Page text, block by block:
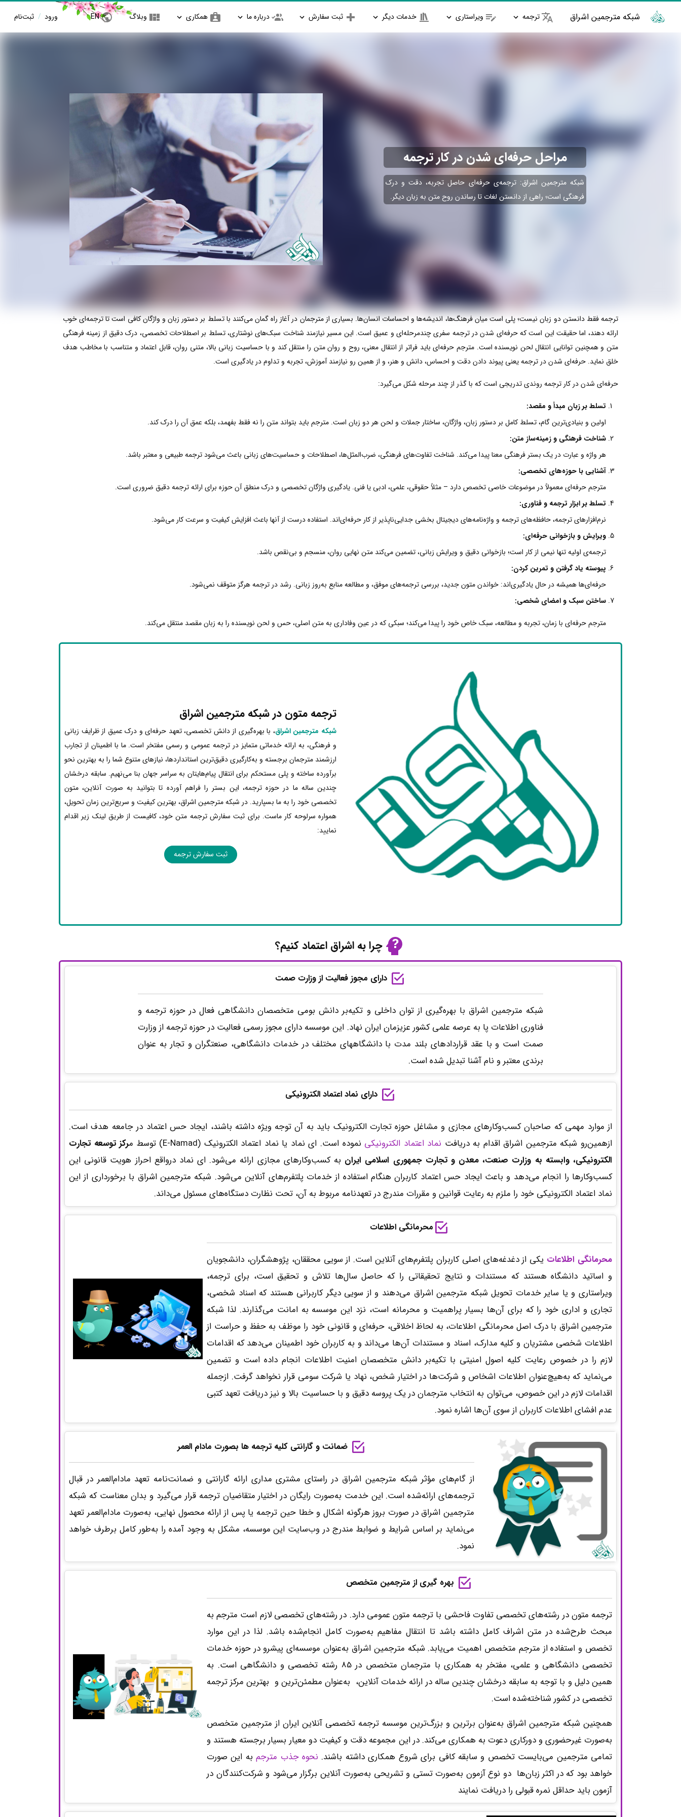
شبکه مترجمین اشراق ترجمه ویراستاری خدمات دیگر ثبت سفارش درباره ما همکاری وبلاگ EN ورود / ثبت‌نام
مراحل حرفه‌ای شدن در کار ترجمه
شبکه مترجمین اشراق: ترجمه‌ی حرفه‌ای حاصل تجربه، دقت و درک
فرهنگی است؛ راهی از دانستن لغات تا رساندن روح متن به زبان دیگر.
ترجمه فقط دانستن دو زبان نیست؛ پلی است میان فرهنگ‌ها، اندیشه‌ها و احساسات انسان‌ها. بسیاری از مترجمان در آغاز راه گمان می‌کنند با تسلط بر دستور زبان و واژگان کافی است تا ترجمه‌ای خوب
ارائه دهند، اما حقیقت این است که حرفه‌ای شدن در ترجمه سفری چندمرحله‌ای و عمیق است. این مسیر نیازمند شناخت سبک‌های نوشتاری، تسلط بر اصطلاحات تخصصی، درک دقیق از زمینه فرهنگی
متن و همچنین توانایی انتقال لحن نویسنده است. مترجم حرفه‌ای باید فراتر از انتقال معنی، روح و روان متن را منتقل کند و با حساسیت زبانی بالا، متنی روان، قابل اعتماد و متناسب با مخاطب هدف
خلق نماید. حرفه‌ای شدن در ترجمه یعنی پیوند دادن دقت و احساس، دانش و هنر، و از همین رو نیازمند آموزش، تجربه و تداوم در یادگیری است.
حرفه‌ای شدن در کار ترجمه روندی تدریجی است که با گذر از چند مرحله شکل می‌گیرد:
تسلط بر زبان مبدأ و مقصد:
اولین و بنیادی‌ترین گام، تسلط کامل بر دستور زبان، واژگان، ساختار جملات و لحن هر دو زبان است. مترجم باید بتواند متن را نه فقط بفهمد، بلکه عمق آن را درک کند.
شناخت فرهنگی و زمینه‌ساز متن:
هر واژه و عبارت در یک بستر فرهنگی معنا پیدا می‌کند. شناخت تفاوت‌های فرهنگی، ضرب‌المثل‌ها، اصطلاحات و حساسیت‌های زبانی باعث می‌شود ترجمه طبیعی و معتبر باشد.
آشنایی با حوزه‌های تخصصی:
مترجم حرفه‌ای معمولاً در موضوعات خاصی تخصص دارد – مثلاً حقوقی، علمی، ادبی یا فنی. یادگیری واژگان تخصصی و درک منطق آن حوزه برای ارائه ترجمه دقیق ضروری است.
تسلط بر ابزار ترجمه و فناوری:
نرم‌افزارهای ترجمه، حافظه‌های ترجمه و واژه‌نامه‌های دیجیتال بخشی جدایی‌ناپذیر از کار حرفه‌ای‌اند. استفاده درست از آنها باعث افزایش کیفیت و سرعت کار می‌شود.
ویرایش و بازخوانی حرفه‌ای:
ترجمه‌ی اولیه تنها نیمی از کار است؛ بازخوانی دقیق و ویرایش زبانی، تضمین می‌کند متن نهایی روان، منسجم و بی‌نقص باشد.
پیوسته یاد گرفتن و تمرین کردن:
حرفه‌ای‌ها همیشه در حال یادگیری‌اند: خواندن متون جدید، بررسی ترجمه‌های موفق، و مطالعه منابع به‌روز زبانی. رشد در ترجمه هرگز متوقف نمی‌شود.
ساختن سبک و امضای شخصی:
مترجم حرفه‌ای با زمان، تجربه و مطالعه، سبک خاص خود را پیدا می‌کند؛ سبکی که در عین وفاداری به متن اصلی، حس و لحن نویسنده را به زبان مقصد منتقل می‌کند.
ترجمه متون در شبکه مترجمین اشراق
شبکه مترجمین اشراق، با بهره‌گیری از دانش تخصصی، تعهد حرفه‌ای و درک عمیق از ظرایف زبانی
و فرهنگی، به ارائه خدماتی متمایز در ترجمه عمومی و رسمی مفتخر است. ما با اطمینان از تجارب
ارزشمند مترجمان برجسته و به‌کارگیری دقیق‌ترین استانداردها، نیازهای متنوع شما را به بهترین نحو
برآورده ساخته و پلی مستحکم برای انتقال پیام‌هایتان به سراسر جهان بنا می‌نهیم. سابقه درخشان
چندین ساله ما در حوزه ترجمه، این بستر را فراهم آورده تا بتوانید به صورت آنلاین، متون
تخصصی خود را به ما بسپارید. در شبکه مترجمین اشراق، بهترین کیفیت و سریع‌ترین زمان تحویل،
همواره سرلوحه کار ماست. برای ثبت سفارش ترجمه متن خود، کافیست از طریق لینک زیر اقدام
نمایید:
ثبت سفارش ترجمه
چرا به اشراق اعتماد کنیم؟
دارای مجوز فعالیت از وزارت صمت
شبکه مترجمین اشراق با بهره‌گیری از توان داخلی و تکیه‌بر دانش بومی متخصصان دانشگاهی فعال در حوزه ترجمه و
فناوری اطلاعات پا به عرصه علمی کشور عزیزمان ایران نهاد. این موسسه دارای مجوز رسمی فعالیت در حوزه ترجمه از وزارت
صمت است و با عقد قراردادهای بلند مدت با دانشگاههای مختلف در خدمات دانشگاهی، صنعتگران و تجار به عنوان
برندی معتبر و نام آشنا تبدیل شده است.
دارای نماد اعتماد الکترونیکی
از موارد مهمی که صاحبان کسب‌وکارهای مجازی و مشاغل حوزه تجارت الکترونیک باید به آن توجه ویژه داشته باشند، ایجاد حس اعتماد در جامعه هدف است.
ازهمین‌رو شبکه مترجمین اشراق اقدام به دریافت نماد اعتماد الکترونیکی نموده است. ای نماد یا نماد اعتماد الکترونیک (E-Namad) توسط م
رکز توسعه تجارت
الکترونیکی، وابسته به وزارت صنعت، معدن و تجارت جمهوری اسلامی ایران به کسب‌وکارهای مجازی ارائه می‌شود. ای نماد درواقع احراز هویت قانونی این
کسب‌وکارها را انجام می‌دهد و باعث ایجاد حس اعتماد کاربران هنگام استفاده از خدمات پلتفرم‌های آنلاین می‌شود. شبکه مترجمین اشراق با برخورداری از این
نماد اعتماد الکترونیکی خود را ملزم به رعایت قوانین و مقررات مندرج در تعهدنامه مربوط به آن، تحت نظارت دستگاه‌های مسئول می‌داند.
محرمانگی اطلاعات
محرمانگی اطلاعات یکی از دغدغه‌های اصلی کاربران پلتفرم‌های آنلاین است. از سویی محققان، پژوهشگران، دانشجویان
و اساتید دانشگاه هستند که مستندات و نتایج تحقیقاتی را که حاصل سال‌ها تلاش و تحقیق است، برای ترجمه،
ویراستاری و یا سایر خدمات تحویل شبکه مترجمین اشراق می‌دهند و از سویی دیگر کاربرانی هستند که اسناد شخصی،
تجاری و اداری خود را که برای آن‌ها بسیار پراهمیت و محرمانه است، نزد این موسسه به امانت می‌گذارند. لذا شبکه
مترجمین اشراق با درک اصل محرمانگی اطلاعات، به لحاظ اخلاقی، حرفه‌ای و قانونی خود را موظف به حفظ و حراست از
اطلاعات شخصی مشتریان و کلیه مدارک، اسناد و مستندات آن‌ها می‌داند و به کاربران خود اطمینان می‌دهد که اقدامات
لازم را در خصوص رعایت کلیه اصول امنیتی با تکیه‌بر دانش متخصصان امنیت اطلاعات انجام داده است و تضمین
می‌نماید که به‌هیچ‌عنوان اطلاعات اشخاص و شرکت‌ها در اختیار شخص، نهاد یا شرکت سومی قرار نخواهد گرفت. ازجمله
اقدامات لازم در این خصوص، می‌توان به انتخاب مترجمان در یک پروسه دقیق و با حساسیت بالا و نیز دریافت تعهد کتبی
عدم افشای اطلاعات کاربران از سوی آن‌ها اشاره نمود.
ضمانت و گارانتی کلیه ترجمه ها بصورت مادام العمر
از گام‌های مؤثر شبکه مترجمین اشراق در راستای مشتری مداری ارائه گارانتی و ضمانت‌نامه تعهد مادام‌العمر در قبال
ترجمه‌های ارائه‌شده است. این خدمت به‌صورت رایگان در اختیار متقاضیان ترجمه قرار می‌گیرد و بدان معناست که شبکه
مترجمین اشراق در صورت بروز هرگونه اشکال و خطا حین ترجمه یا پس از ارائه محصول نهایی، به‌صورت مادام‌العمر تعهد
می‌نماید بر اساس شرایط و ضوابط مندرج در وب‌سایت این موسسه، مشکل به وجود آمده را به‌طور کامل برطرف خواهد
نمود.
بهره گیری از مترجمین متخصص
ترجمه متون در رشته‌های تخصصی تفاوت فاحشی با ترجمه متون عمومی دارد. در رشته‌های تخصصی لازم است مترجم به
مبحث طرح‌شده در متن اشراف کامل داشته باشد تا انتقال مفاهیم به‌صورت کامل انجام‌شده باشد. لذا در این موارد
تخصص و استفاده از مترجم متخصص اهمیت می‌یابد. شبکه مترجمین اشراق به‌عنوان موسسه‌ای پیشرو در حوزه خدمات
تخصصی دانشگاهی و علمی، مفتخر به همکاری با مترجمان متخصص در 85 رشته تخصصی و دانشگاهی است. به
همین دلیل و با توجه به سابقه درخشان چندین ساله در ارائه خدمات آنلاین، به‌عنوان مطمئن‌ترین و بهترین مرکز ترجمه
تخصصی در کشور شناخته‌شده است.
همچنین شبکه مترجمین اشراق به‌عنوان برترین و بزرگ‌ترین موسسه ترجمه تخصصی آنلاین ایران از مترجمین متخصص
به‌صورت غیرحضوری و دورکاری دعوت به همکاری می‌کند. در این مجموعه دقت و کیفیت دو معیار بسیار برجسته هستند و
تمامی مترجمین می‌بایست تخصص و سابقه کافی برای شروع همکاری داشته باشند. نحوه جذب مترجمبه این صورت
خواهد بود که در اکثر زبان‌ها دو نوع آزمون به‌صورت تستی و تشریحی به‌صورت آنلاین برگزار می‌شود و شرکت‌کنندگان در
آزمون باید حداقل نمره قبولی را دریافت نمایند